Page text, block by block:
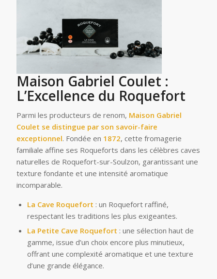
Maison Gabriel Coulet :
L’Excellence du Roquefort
Parmi les producteurs de renom, Maison Gabriel
Coulet se distingue par son savoir-faire
exceptionnel. Fondée en 1872, cette fromagerie
familiale affine ses Roqueforts dans les célèbres caves
naturelles de Roquefort-sur-Soulzon, garantissant une
texture fondante et une intensité aromatique
incomparable.
La Cave Roquefort : un Roquefort raffiné,
respectant les traditions les plus exigeantes.
La Petite Cave Roquefort : une sélection haut de
gamme, issue d’un choix encore plus minutieux,
offrant une complexité aromatique et une texture
d’une grande élégance.